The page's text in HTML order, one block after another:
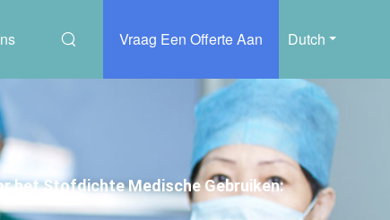
Dutch
Vraag Een Offerte Aan
het Stofdichte Medische Gebruiken: